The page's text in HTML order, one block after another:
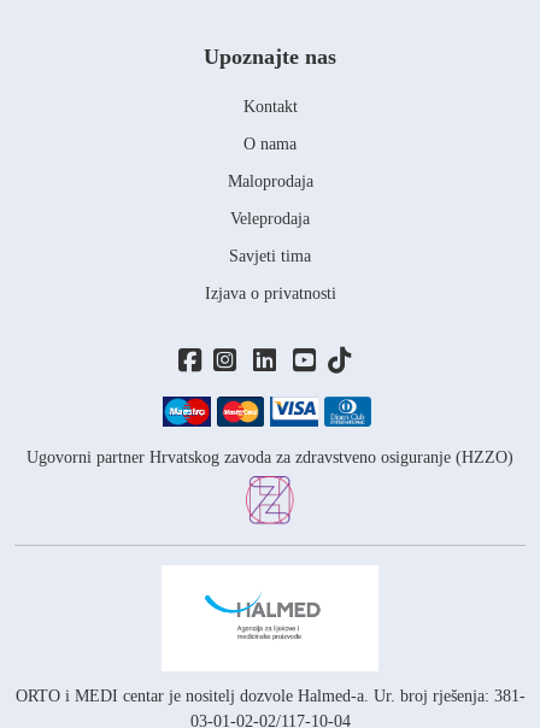
Ugovorni partner Hrvatskog zavoda za zdravstveno osiguranje (HZZO)
ORTO i MEDI centar je nositelj dozvole Halmed-a. Ur. broj rješenja: 381-
03-01-02-02/117-10-04
Upoznajte nas
Kontakt
O nama
Maloprodaja
Veleprodaja
Savjeti tima
Izjava o privatnosti